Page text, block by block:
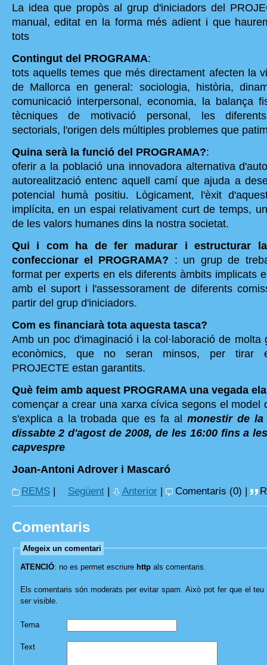
La idea que propòs al grup d'iniciadors del
manual, editat en la forma més adient i que
tots
Contingut del PROGRAMA:
tots aquells temes que més directament afecten la
de Mallorca en general: sociologia, història,
comunicació interpersonal, economia, la balança
tècniques de motivació personal, les diferents
sectorials, l'origen dels múltiples problemes que
Quina serà la funció del PROGRAMA?:
oferir a la població una innovadora alternativa
autorealització entenc aquell camí que ajuda a
potencial humà positiu. Lògicament, l'èxit
implícita, en un espai relativament curt de temps,
de les valors humanes dins la nostra societat.
Qui i com ha de fer madurar i estructurar
confeccionar el PROGRAMA? : un grup de
format per experts en els diferents àmbits implicats
amb el suport i l'assessorament de diferents
partir del grup d'iniciadors.
Com es financiarà tota aquesta tasca?
Amb un poc d'imaginació i la col·laboració de molta
econòmics, que no seran minsos, per tirar
PROJECTE estan garantits.
Què feim amb aquest PROGRAMA una vegada
començar a crear una xarxa cívica segons el model
s'explica a la trobada que es fa almonestir de la
dissabte 2 d'agost de 2008, de les 16:00 fins a
capvespre
Joan-Antoni Adrover i Mascaró
REMS| Següent| Anterior| Comentaris (0) |
Comentaris
Afegeix un comentari
ATENCIÓ: no es permet escriure httpals comentaris.
Els comentaris són moderats per evitar spam. Això pot fer que el
ser visible.
Tema
Text